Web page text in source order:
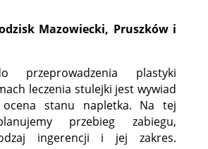
Mazowiecki, Pruszków i
przeprowadzenia plastyki
leczenia stulejki jest wywiad
stanu napletka. Na tej
przebieg zabiegu,
ingerencji i jej zakres.